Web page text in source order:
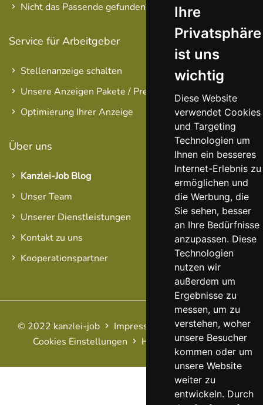
Ihre
Privatsphäre
ist uns
wichtig
Diese Website
verwendet Cookies
und Targeting
Technologien um
Ihnen ein besseres
Internet-Erlebnis zu
ermöglichen und
die Werbung, die
Sie sehen, besser
an Ihre Bedürfnisse
anzupassen. Diese
Technologien
nutzen wir
außerdem um
Ergebnisse zu
messen, um zu
verstehen, woher
unsere Besucher
kommen oder um
unsere Website
weiter zu
entwickeln. Durch
Nicht das Passende gefunden?
Service für Arbeitgeber
Stellenanzeige schalten
Unsere Anzeigen Pakete / Preise
Optimierung Ihrer Anzeige
Über uns
Kanzlei-Job Blog
Unser Team
Unserer Dienstleistungen
Kontakt zu uns
Kooperationspartner
© 2022 kanzlei-job Impressum AGB
Datenschutz
Cookies Einstellungen
Haftungsausschluss FAQ